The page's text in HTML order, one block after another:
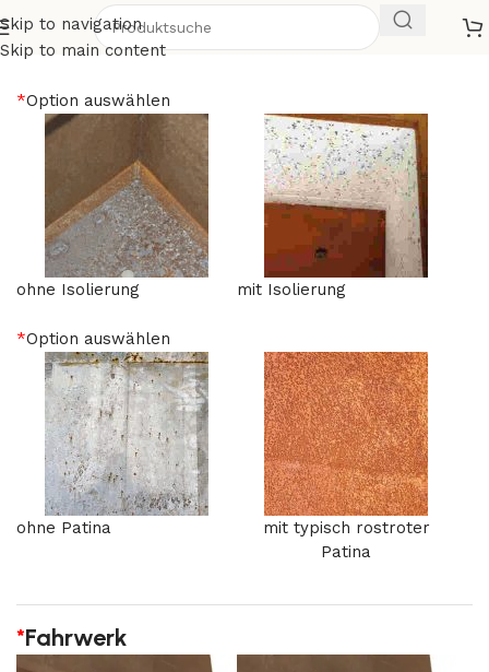
Skip to navigation
Skip to main content
Cecilia 18 Mobile
*Option auswählen
ohne Isolierung mit Isolierung
*Option auswählen
ohne Patina
mit typisch rostroter
Patina
*Fahrwerk